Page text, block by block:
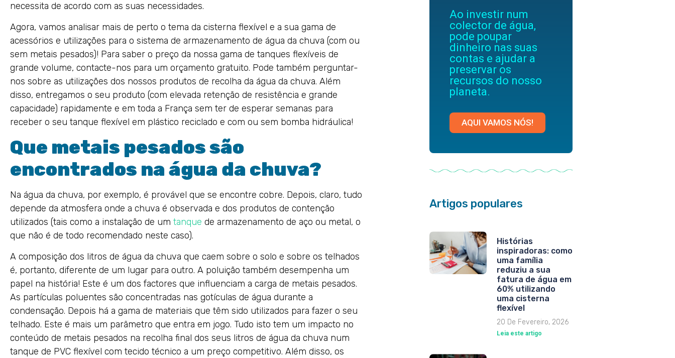
necessita de acordo com as suas necessidades.
Agora, vamos analisar mais de perto o tema da cisterna flexível e a sua gama de
acessórios e utilizações para o sistema de armazenamento de água da chuva (com ou
sem metais pesados)! Para saber o preço da nossa gama de tanques flexíveis de
grande volume, contacte-nos para um orçamento gratuito. Pode também perguntar-
nos sobre as utilizações dos nossos produtos de recolha da água da chuva. Além
disso, entregamos o seu produto (com elevada retenção de resistência e grande
capacidade) rapidamente e em toda a França sem ter de esperar semanas para
receber o seu tanque flexível em plástico reciclado e com ou sem bomba hidráulica!
Que metais pesados são
encontrados na água da chuva?
Na água da chuva, por exemplo, é provável que se encontre cobre. Depois, claro, tudo
depende da atmosfera onde a chuva é observada e dos produtos de contenção
utilizados (tais como a instalação de um tanque de armazenamento de aço ou metal, o
que não é de todo recomendado neste caso).
A composição dos litros de água da chuva que caem sobre o solo e sobre os telhados
é, portanto, diferente de um lugar para outro. A poluição também desempenha um
papel na história! Este é um dos factores que influenciam a carga de metais pesados.
As partículas poluentes são concentradas nas gotículas de água durante a
condensação. Depois há a gama de materiais que têm sido utilizados para fazer o seu
telhado. Este é mais um parâmetro que entra em jogo. Tudo isto tem um impacto no
conteúdo de metais pesados na recolha final dos seus litros de água da chuva num
tanque de PVC flexível com tecido técnico a um preço competitivo. Além disso, os
Ao investir num
colector de água,
pode poupar
dinheiro nas suas
contas e ajudar a
preservar os
recursos do nosso
planeta.
AQUI VAMOS NÓS!
Artigos populares
Histórias
inspiradoras: como
uma família
reduziu a sua
fatura de água em
60% utilizando
uma cisterna
flexível
20 De Fevereiro, 2026
Leia este artigo